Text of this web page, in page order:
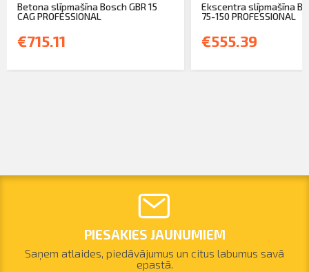
Betona slīpmašīna Bosch GBR 15
CAG PROFESSIONAL
€715.11
Ekscentra slīpmašīna
75-150 PROFESSIONAL
€555.39
PIESAKIES JAUNUMIEM
Saņem atlaides, piedāvājumus un citus labumus savā
epastā.